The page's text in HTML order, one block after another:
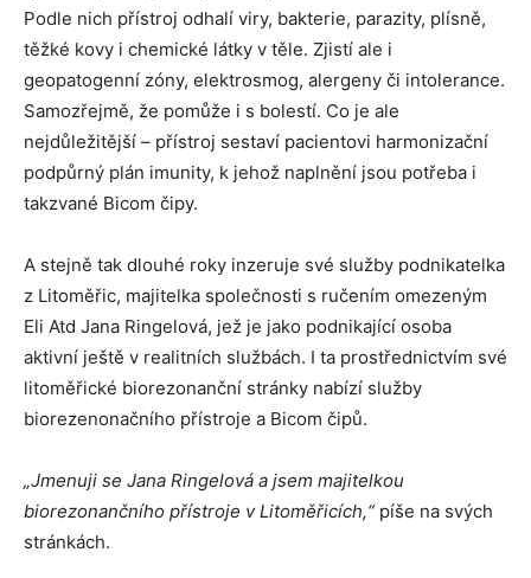
Podle nich přístroj odhalí viry, bakterie, parazity, plísně,
těžké kovy i chemické látky v těle. Zjistí ale i
geopatogenní zóny, elektrosmog, alergeny či intolerance.
Samozřejmě, že pomůže i s bolestí. Co je ale
nejdůležitější – přístroj sestaví pacientovi harmonizační
podpůrný plán imunity, k jehož naplnění jsou potřeba i
takzvané Bicom čipy.
A stejně tak dlouhé roky inzeruje své služby podnikatelka
z Litoměřic, majitelka společnosti s ručením omezeným
Eli Atd Jana Ringelová, jež je jako podnikající osoba
aktivní ještě v realitních službách. I ta prostřednictvím své
litoměřické biorezonanční stránky nabízí služby
biorezenonačního přístroje a Bicom čipů.
„Jmenuji se Jana Ringelová a jsem majitelkou
biorezonančního přístroje v Litoměřicích,“píše na svých
stránkách.